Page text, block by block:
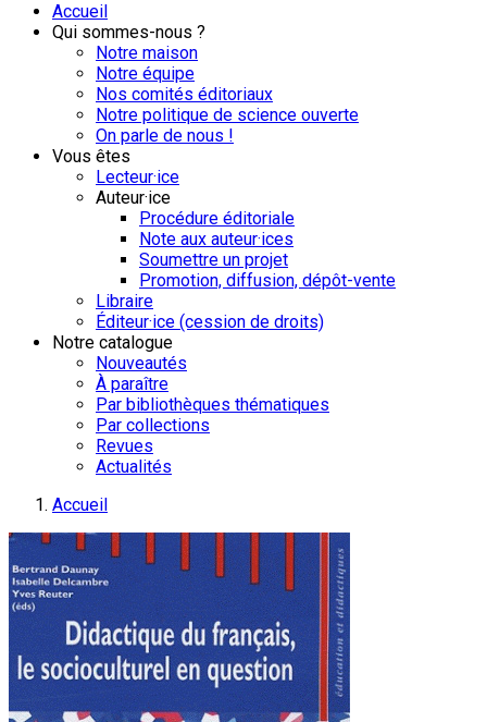
Accueil
Qui sommes-nous ?
Notre maison
Notre équipe
Nos comités éditoriaux
Notre politique de science ouverte
On parle de nous !
Vous êtes
Lecteur·ice
Auteur·ice
Procédure éditoriale
Note aux auteur·ices
Soumettre un projet
Promotion, diffusion, dépôt-vente
Libraire
Éditeur·ice (cession de droits)
Notre catalogue
Nouveautés
À paraître
Par bibliothèques thématiques
Par collections
Revues
Actualités
Accueil